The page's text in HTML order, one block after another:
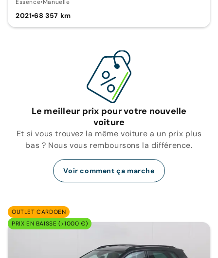
Essence•Manuelle
2021•68 357 km
Le meilleur prix pour votre nouvelle
voiture
Et si vous trouvez la même voiture a un prix plus
bas ? Nous vous remboursons la différence.
Voir comment ça marche
OUTLET CARDOEN
PRIX EN BAISSE (>1000 €)